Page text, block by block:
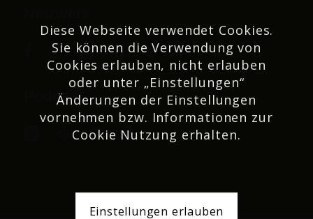
Podcast
Diese Webseite verwendet Cookies.
Sie können die Verwendung von
Cookies erlauben, nicht erlauben
oder unter „Einstellungen“
Änderungen der Einstellungen
vornehmen bzw. Informationen zur
Cookie Nutzung erhalten.
Einstellungen erlauben